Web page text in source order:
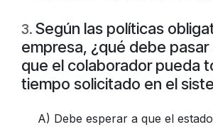
3. Según las políticas
empresa, ¿qué debe
que el colaborador pueda
tiempo solicitado en el
A) Debe esperar a que el